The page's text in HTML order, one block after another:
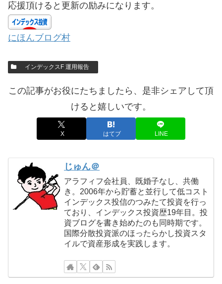
応援頂けると更新の励みになります。
にほんブログ村
インデックスF 運用報告
この記事がお役にたちましたら、是非シェアして頂
けると嬉しいです。
X はてブ LINE
じゅん＠
アラフィフ会社員、既婚子なし、共働
き。2006年から貯蓄と並行して低コスト
インデックス投信のつみたて投資を行っ
ており、インデックス投資歴19年目。投
資ブログを書き始めたのも同時期です。
国際分散投資派のほったらかし投資スタ
イルで資産形成を実践します。